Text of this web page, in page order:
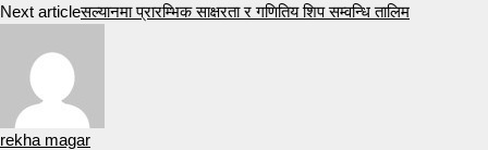
Next articleसल्यानमा प्रारम्भिक साक्षरता र गणितिय शिप सम्वन्धि तालिम
rekha magar